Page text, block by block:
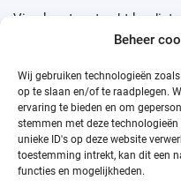
Beheer
Wij gebruiken technologieën
op te slaan en/of te raadplegen.
ervaring te bieden en om
stemmen met deze
unieke ID's op deze website
toestemming intrekt, kan dit een
functies en mogelijkheden.
Visa kaart met echt krediet
Prepaid credit
Visa Prepaid Card